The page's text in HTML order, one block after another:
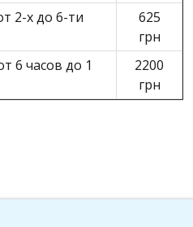
2-х до 6-ти
625
грн
6 часов до 1
2200
грн